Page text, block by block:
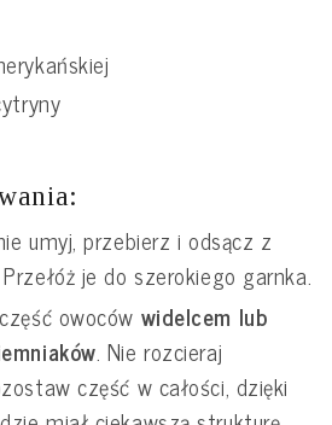
umyj, przebierz i odsącz z
je do szerokiego garnka.
owoców widelcem lub
. Nie rozcieraj
część w całości, dzięki